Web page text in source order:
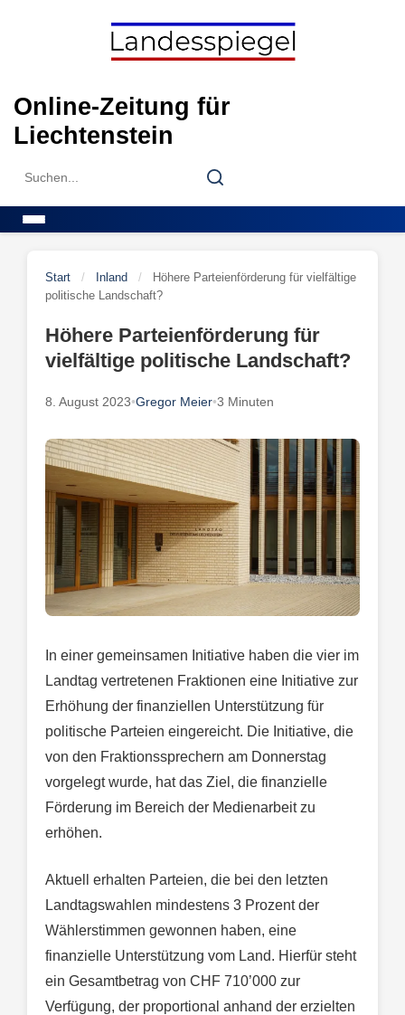
Online-Zeitung für
Liechtenstein
Search
Search
Start / Inland /
Höhere Parteienförderung für vielfältige
politische Landschaft?
Höhere Parteienförderung für
vielfältige politische Landschaft?
8. August 2023•Gregor Meier•3 Minuten
In einer gemeinsamen Initiative haben die vier im
Landtag vertretenen Fraktionen eine Initiative zur
Erhöhung der finanziellen Unterstützung für
politische Parteien eingereicht. Die Initiative, die
von den Fraktionssprechern am Donnerstag
vorgelegt wurde, hat das Ziel, die finanzielle
Förderung im Bereich der Medienarbeit zu
erhöhen.
Aktuell erhalten Parteien, die bei den letzten
Landtagswahlen mindestens 3 Prozent der
Wählerstimmen gewonnen haben, eine
finanzielle Unterstützung vom Land. Hierfür steht
ein Gesamtbetrag von CHF 710’000 zur
Verfügung, der proportional anhand der erzielten